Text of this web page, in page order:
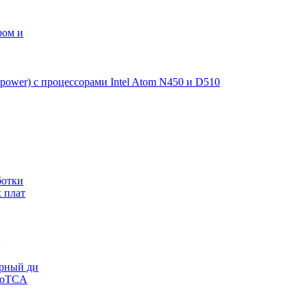
и
с процессорами Intel Atom N450 и D510
плат
ди